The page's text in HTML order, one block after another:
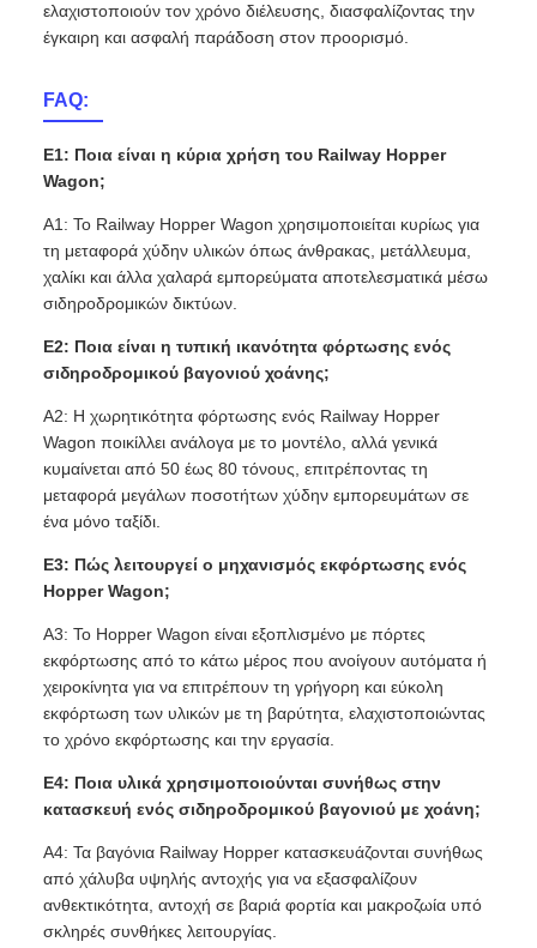
ελαχιστοποιούν τον χρόνο διέλευσης, διασφαλίζοντας την
έγκαιρη και ασφαλή παράδοση στον προορισμό.
FAQ:
Ε1: Ποια είναι η κύρια χρήση του Railway Hopper
Wagon;
A1: Το Railway Hopper Wagon χρησιμοποιείται κυρίως για
τη μεταφορά χύδην υλικών όπως άνθρακας, μετάλλευμα,
χαλίκι και άλλα χαλαρά εμπορεύματα αποτελεσματικά μέσω
σιδηροδρομικών δικτύων.
Ε2: Ποια είναι η τυπική ικανότητα φόρτωσης ενός
σιδηροδρομικού βαγονιού χοάνης;
A2: Η χωρητικότητα φόρτωσης ενός Railway Hopper
Wagon ποικίλλει ανάλογα με το μοντέλο, αλλά γενικά
κυμαίνεται από 50 έως 80 τόνους, επιτρέποντας τη
μεταφορά μεγάλων ποσοτήτων χύδην εμπορευμάτων σε
ένα μόνο ταξίδι.
Ε3: Πώς λειτουργεί ο μηχανισμός εκφόρτωσης ενός
Hopper Wagon;
A3: Το Hopper Wagon είναι εξοπλισμένο με πόρτες
εκφόρτωσης από το κάτω μέρος που ανοίγουν αυτόματα ή
χειροκίνητα για να επιτρέπουν τη γρήγορη και εύκολη
εκφόρτωση των υλικών με τη βαρύτητα, ελαχιστοποιώντας
το χρόνο εκφόρτωσης και την εργασία.
Ε4: Ποια υλικά χρησιμοποιούνται συνήθως στην
κατασκευή ενός σιδηροδρομικού βαγονιού με χοάνη;
A4: Τα βαγόνια Railway Hopper κατασκευάζονται συνήθως
από χάλυβα υψηλής αντοχής για να εξασφαλίζουν
ανθεκτικότητα, αντοχή σε βαριά φορτία και μακροζωία υπό
σκληρές συνθήκες λειτουργίας.